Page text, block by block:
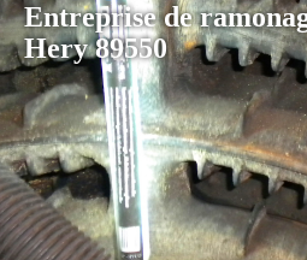
Entreprise de
Hery 89550